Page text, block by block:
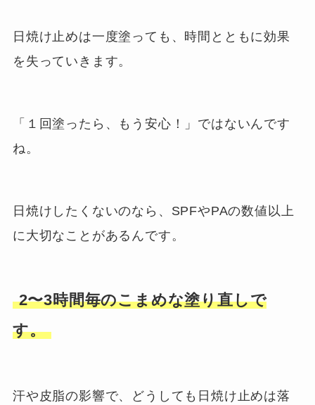
日焼け止めは一度塗っても、時間とともに効果
を失っていきます。
「１回塗ったら、もう安心！」ではないんです
ね。
日焼けしたくないのなら、SPFやPAの数値以上
に大切なことがあるんです。
2〜3時間毎のこまめな塗り直しで
す。
汗や皮脂の影響で、どうしても日焼け止めは落